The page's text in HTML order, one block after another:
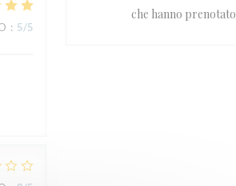
: 5/5
che hanno prenotato